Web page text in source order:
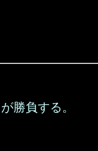
勝負する。